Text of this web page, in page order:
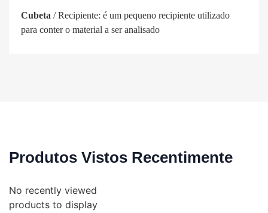
Cubeta / Recipiente: é um pequeno recipiente utilizado
para conter o material a ser analisado
Produtos Vistos Recentimente
No recently viewed
products to display